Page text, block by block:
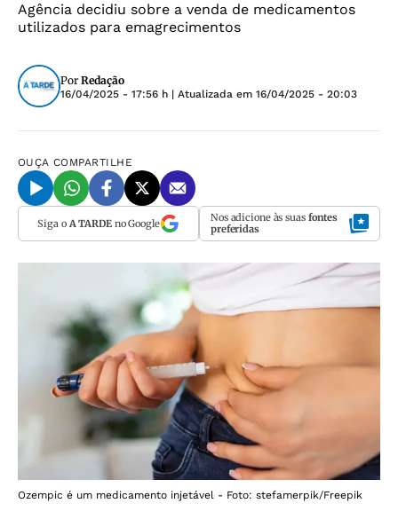
Agência decidiu sobre a venda de medicamentos
utilizados para emagrecimentos
Por Redação
16/04/2025 - 17:56 h | Atualizada em 16/04/2025 - 20:03
OUÇA COMPARTILHE
Siga o A TARDEno Google Nos adicione às suas fontes
preferidas
Ozempic é um medicamento injetável - Foto: stefamerpik/Freepik